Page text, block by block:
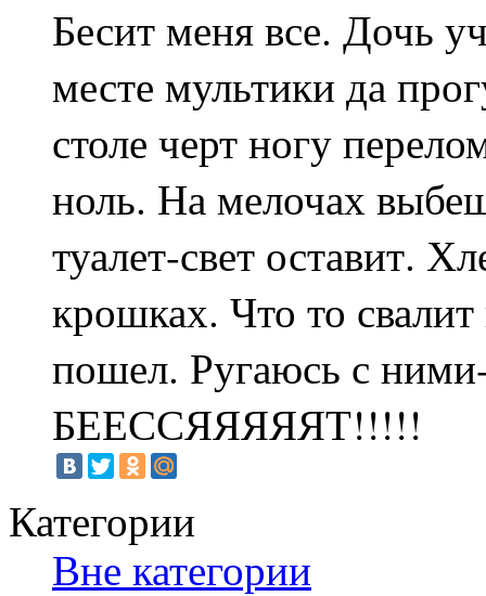
Бесит меня все. Дочь
месте мультики да
столе черт ногу
ноль. На мелочах
туалет-свет оставит.
крошках. Что то
пошел. Ругаюсь с
БЕЕССЯЯЯЯЯТ!!!!!
Категории
Вне категории